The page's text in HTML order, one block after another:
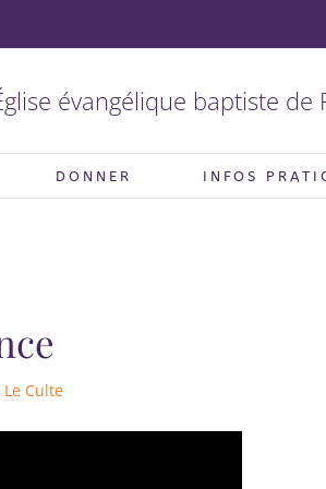
évangélique baptiste de
DONNER INFOS
Le Culte